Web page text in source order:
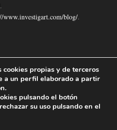
.
www.investigart.com/blog/.
Legal|Política de Cookies|
|
cookies propias y de terceros
a un perfil elaborado a partir
pulsando el botón
su uso pulsando en el